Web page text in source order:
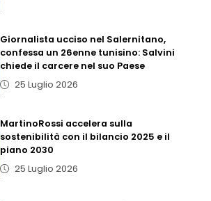
Giornalista ucciso nel Salernitano,
confessa un 26enne tunisino: Salvini
chiede il carcere nel suo Paese
25 Luglio 2026
MartinoRossi accelera sulla
sostenibilità con il bilancio 2025 e il
piano 2030
25 Luglio 2026